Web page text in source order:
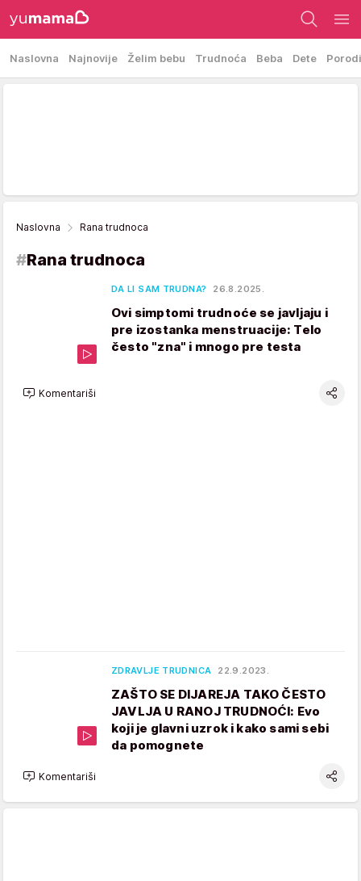
Naslovna Najnovije Želim bebu Trudnoća Beba Dete
Naslovna Rana trudnoca
#Rana trudnoca
DA LI SAM TRUDNA? 26.8.2025.
Ovi simptomi trudnoće se javljaju i
pre izostanka menstruacije: Telo
često "zna" i mnogo pre testa
Komentariši
ZDRAVLJE TRUDNICA 22.9.2023.
ZAŠTO SE DIJAREJA TAKO ČESTO
JAVLJA U RANOJ TRUDNOĆI: Evo
koji je glavni uzrok i kako sami sebi
da pomognete
Komentariši